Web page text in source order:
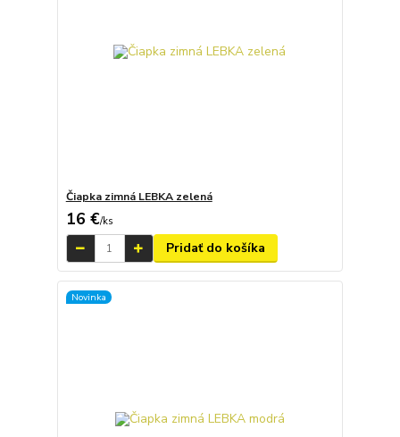
Čiapka zimná LEBKA zelená
16 €/ks
Pridať do košíka
Novinka